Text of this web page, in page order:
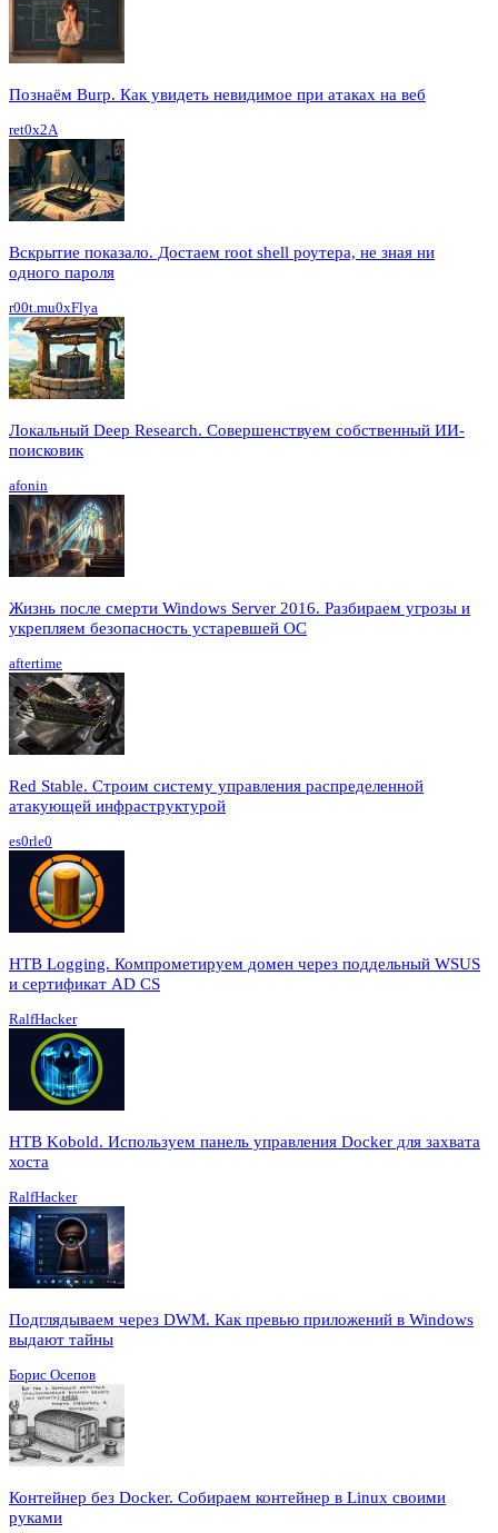
Познаём Burp. Как увидеть невидимое при атаках на веб
ret0x2A
Вскрытие показало. Достаем root shell роутера, не зная ни
одного пароля
r00t.mu0xFlya
Локальный Deep Research. Совершенствуем собственный ИИ-
поисковик
afonin
Жизнь после смерти Windows Server 2016. Разбираем угрозы и
укрепляем безопасность устаревшей ОС
aftertime
Red Stable. Строим систему управления распределенной
атакующей инфраструктурой
es0rle0
HTB Logging. Компрометируем домен через поддельный WSUS
и сертификат AD CS
RalfHacker
HTB Kobold. Используем панель управления Docker для захвата
хоста
RalfHacker
Подглядываем через DWM. Как превью приложений в Windows
выдают тайны
Борис Осепов
Контейнер без Docker. Собираем контейнер в Linux своими
руками